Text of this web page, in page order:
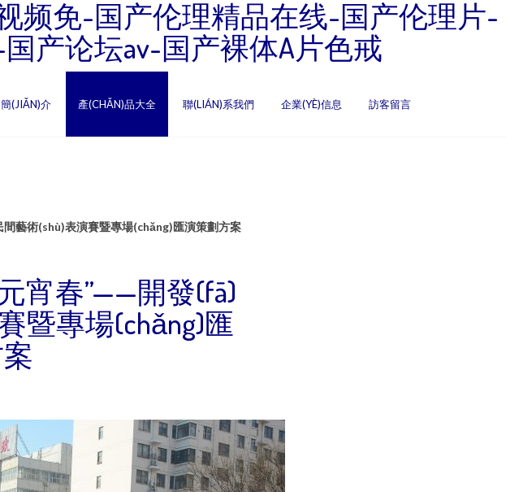
频免-国产伦理精品在线-国产伦理片-
产论坛av-国产裸体A片色戒
(JIǍN)介 產(CHǍN)品大全 聯(LIÁN)系我們 企業(YÈ)信息 訪客留言
藝術(shù)表演賽暨專場(chǎng)匯演策劃方案
宵春”——開發(fā)
暨專場(chǎng)匯